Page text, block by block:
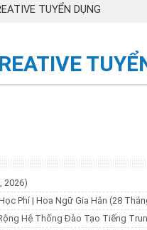
TUYỂN DỤNG
2026)
Phí | Hoa Ngữ Gia Hân (28
Hệ Thống Đào Tạo Tiếng